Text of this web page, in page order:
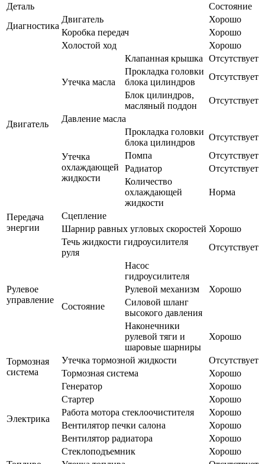
Деталь
Состояние
Диагностика
Двигатель
Хорошо
Коробка передач
Хорошо
Двигатель
Холостой ход Хорошо
Утечка масла
Клапанная крышка
Отсутствует
Прокладка головки
блока цилиндров
Отсутствует
Блок цилиндров,
масляный поддон
Отсутствует
Давление масла
Утечка
охлаждающей
жидкости
Прокладка головки
блока цилиндров
Отсутствует
Помпа
Отсутствует
Радиатор
Отсутствует
Количество
охлаждающей
жидкости
Норма
Передача
энергии
Сцепление
Шарнир равных угловых скоростей Хорошо
Рулевое
управление
Течь жидкости гидроусилителя
руля
Отсутствует
Состояние
Насос
гидроусилителя
Рулевой механизм
Хорошо
Силовой шланг
высокого давления
Наконечники
рулевой тяги и
шаровые шарниры
Хорошо
Тормозная
система
Утечка тормозной жидкости
Отсутствует
Тормозная система
Хорошо
Электрика
Генератор
Хорошо
Стартер
Хорошо
Работа мотора стеклоочистителя
Хорошо
Вентилятор печки салона
Хорошо
Вентилятор радиатора
Хорошо
Стеклоподъемник
Хорошо